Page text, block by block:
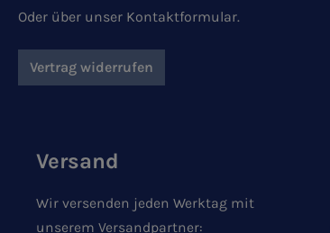
Oder über unser Kontaktformular.
Vertrag widerrufen
Versand
Wir versenden jeden Werktag mit
unserem Versandpartner: